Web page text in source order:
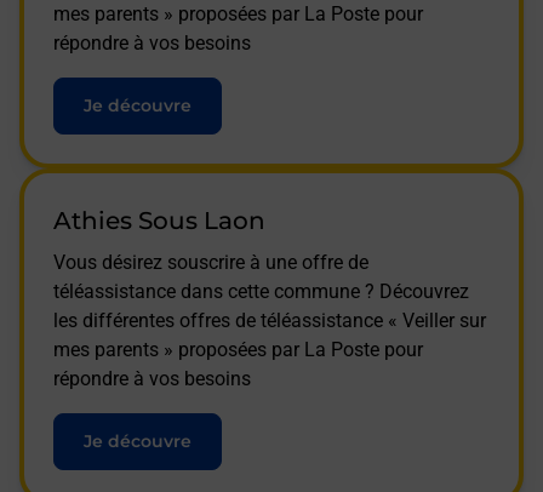
mes parents » proposées par La Poste pour
répondre à vos besoins
Je découvre
Athies Sous Laon
Vous désirez souscrire à une offre de
téléassistance dans cette commune ? Découvrez
les différentes offres de téléassistance « Veiller sur
mes parents » proposées par La Poste pour
répondre à vos besoins
Je découvre